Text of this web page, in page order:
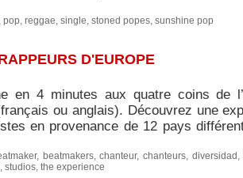
, pop, reggae, single, stoned popes, sunshine pop
D'EUROPE
en 4 minutes aux quatre coins de
ou anglais). Découvrez une
en provenance de 12 pays
, beatmakers,chanteur, chanteurs, diversidad ,
, studios, the experience